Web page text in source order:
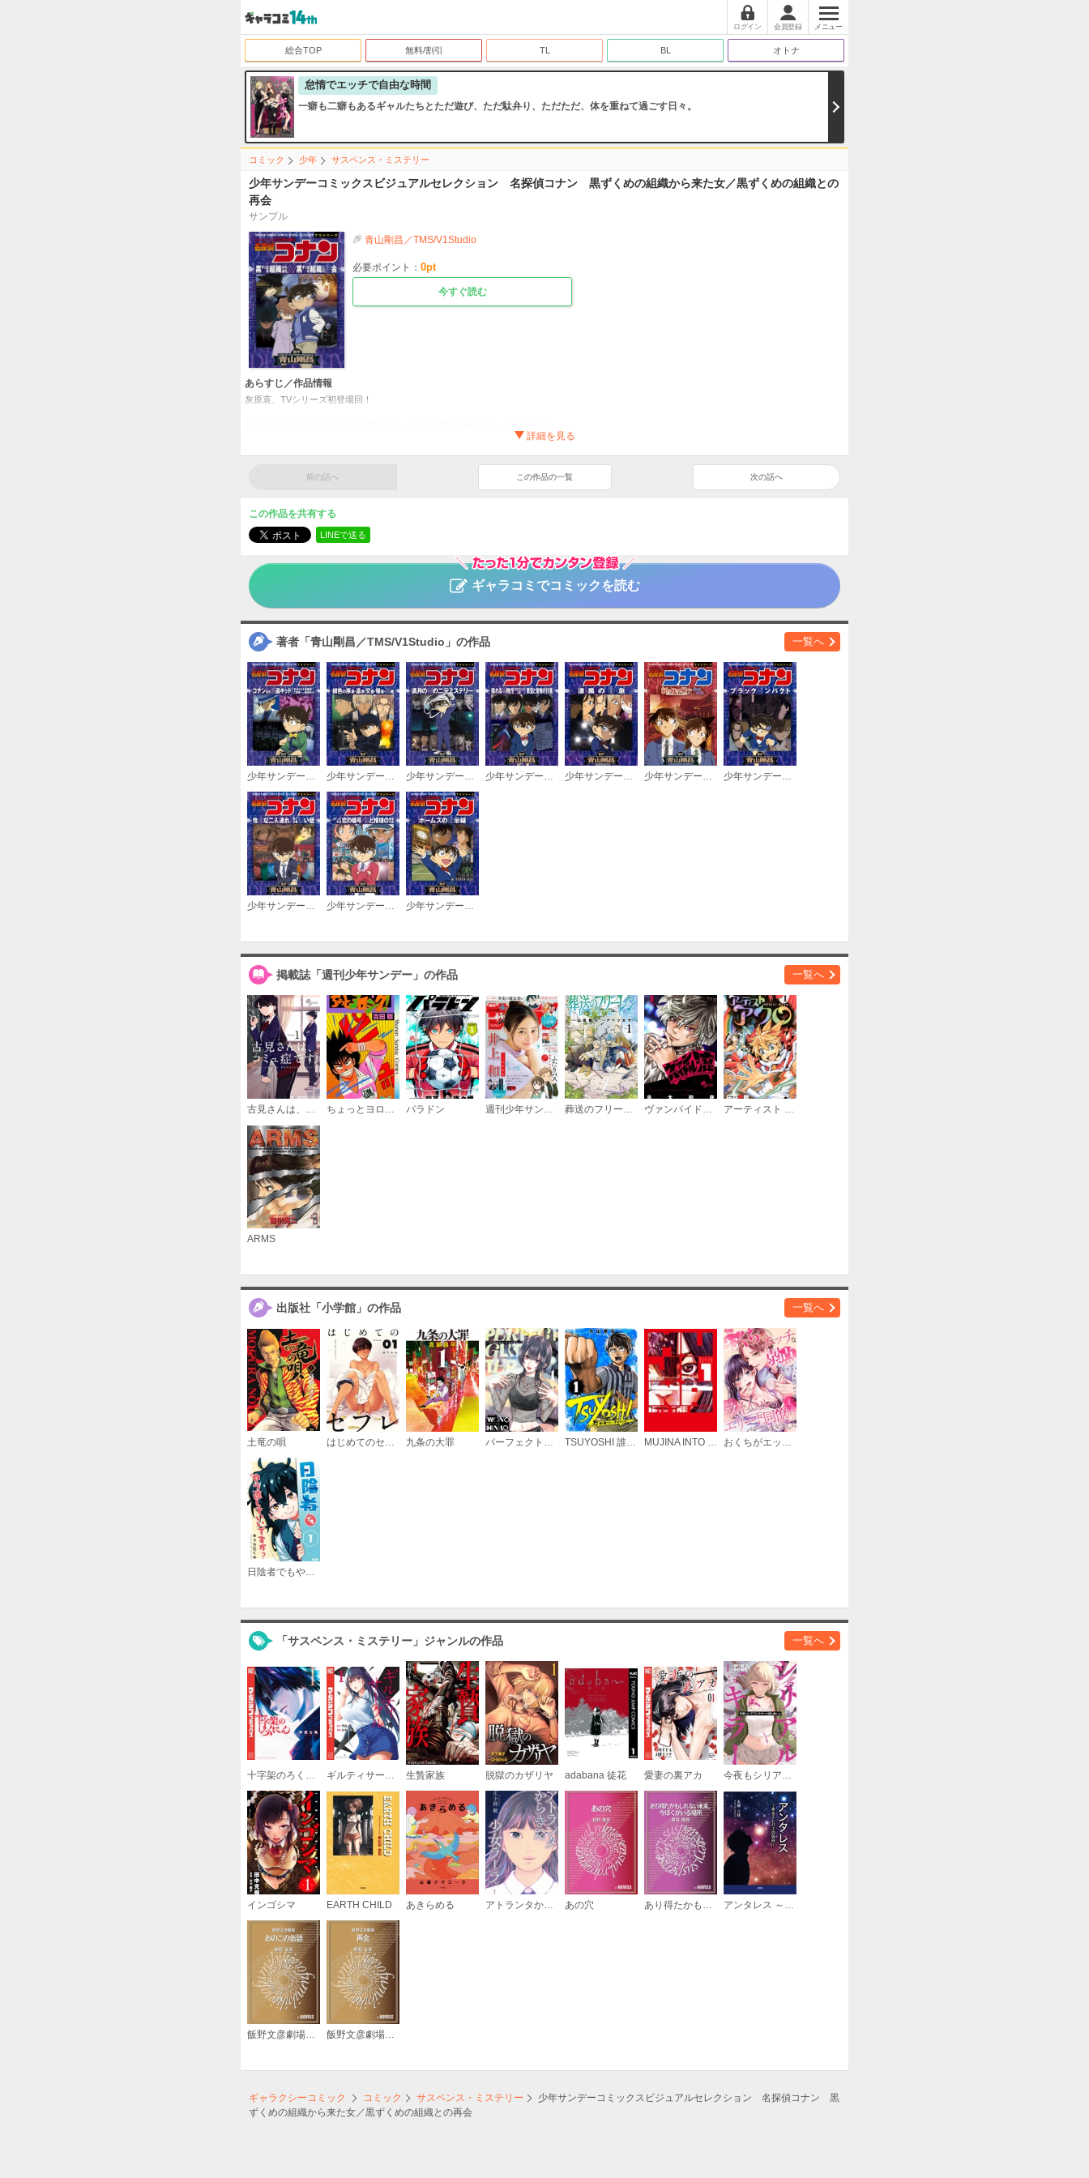
ログイン 会員登録 メニュー
総合TOP 無料/割引 TL BL オトナ
怠惰でエッチで自由な時間
一癖も二癖もあるギャルたちとただ遊び、ただ駄弁り、ただただ、体を重ねて過ごす日々。
コミック 少年 サスペンス・ミステリー
少年サンデーコミックスビジュアルセレクション 名探偵コナン 黒ずくめの組織から来た女／黒ずくめの組織との
再会
サンプル
青山剛昌／TMS/V1Studio
必要ポイント：0pt
今すぐ読む
あらすじ／作品情報
灰原哀、TVシリーズ初登場回！
とある事件を一緒に解決した二人。彼女を家まで送る途中でコナンは、哀の口から思いもかけない言葉を聞くことに！？
少年サンデーコミックスビジュアルセレクション 名探偵コナン 黒ずくめの組織から来た女／黒ずくめの組織との
作者 青山剛昌／TMS/V1Studio
ジャンル 少年／サスペンス・ミステリー
前の話へ この作品の一覧 次の話へ
この作品を共有する
LINEで送る
ギャラコミでコミックを読む
著者「青山剛昌／TMS/V1Studio」の作品 一覧へ
少年サンデーコミックスビジュアルセレクション 名探偵コナン コナンＶＳ怪盗キッド／集められた名探偵！工藤新一ＶＳ怪盗キッド 少年サンデーコミックスビジュアルセレクション 名探偵コナン 緋色の序章・追求・交錯・帰還・真相 少年サンデーコミックスビジュアルセレクション 名探偵コナン 満月の夜の二元ミステリー 少年サンデーコミックスビジュアルセレクション 名探偵コナン 揺れる警視庁 １２００万人の人質／悪意と聖者の行進 少年サンデーコミックスビジュアルセレクション 名探偵コナン 漆黒の特急（ミステリートレイン） 少年サンデーコミックスビジュアルセレクション 名探偵コナン 紅の修学旅行 少年サンデーコミックスビジュアルセレクション 名探偵コナン ブラックインパクト
少年サンデーコミックスビジュアルセレクション 名探偵コナン 危険な二人連れ／死亡の館、赤い壁 少年サンデーコミックスビジュアルセレクション 名探偵コナン コナンと平次 恋の暗号/恋と推理の剣道大会 少年サンデーコミックスビジュアルセレクション 名探偵コナン ホームズの黙示録
掲載誌「週刊少年サンデー」の作品 一覧へ
古見さんは、コミュ症です。 ちょっとヨロシク！ パラドン 週刊少年サンデー 葬送のフリーレン ヴァンパイドル滾 アーティスト アクロ
ARMS
出版社「小学館」の作品 一覧へ
土竜の唄 はじめてのセフレ【単話】 九条の大罪 パーフェクトグリッター TSUYOSHI 誰も勝てない、アイツには MUJINA INTO THE DEEP おくちがエッチな弱点だって、ライバルのエリート同僚にバレてしまいました
日陰者でもやり直していいですか？
「サスペンス・ミステリー」ジャンルの作品 一覧へ
十字架のろくにん ギルティサークル 生贄家族 脱獄のカザリヤ adabana 徒花 愛妻の裏アカ 今夜もシリアルキラーと待ち合わせ
インゴシマ EARTH CHILD あきらめる アトランタからきた少女ラーラ あの穴 あり得たかもしれない未来、今ぼくがいる場所 アンタレス ～あるテレパスの告白～
飯野文彦劇場 おのこの缶詰 飯野文彦劇場 再会
ギャラクシーコミック コミック サスペンス・ミステリー
少年サンデーコミックスビジュアルセレクション 名探偵コナン 黒
ずくめの組織から来た女／黒ずくめの組織との再会